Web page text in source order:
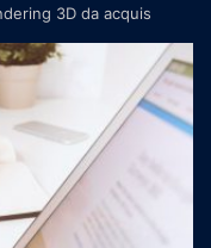
3D da acquis